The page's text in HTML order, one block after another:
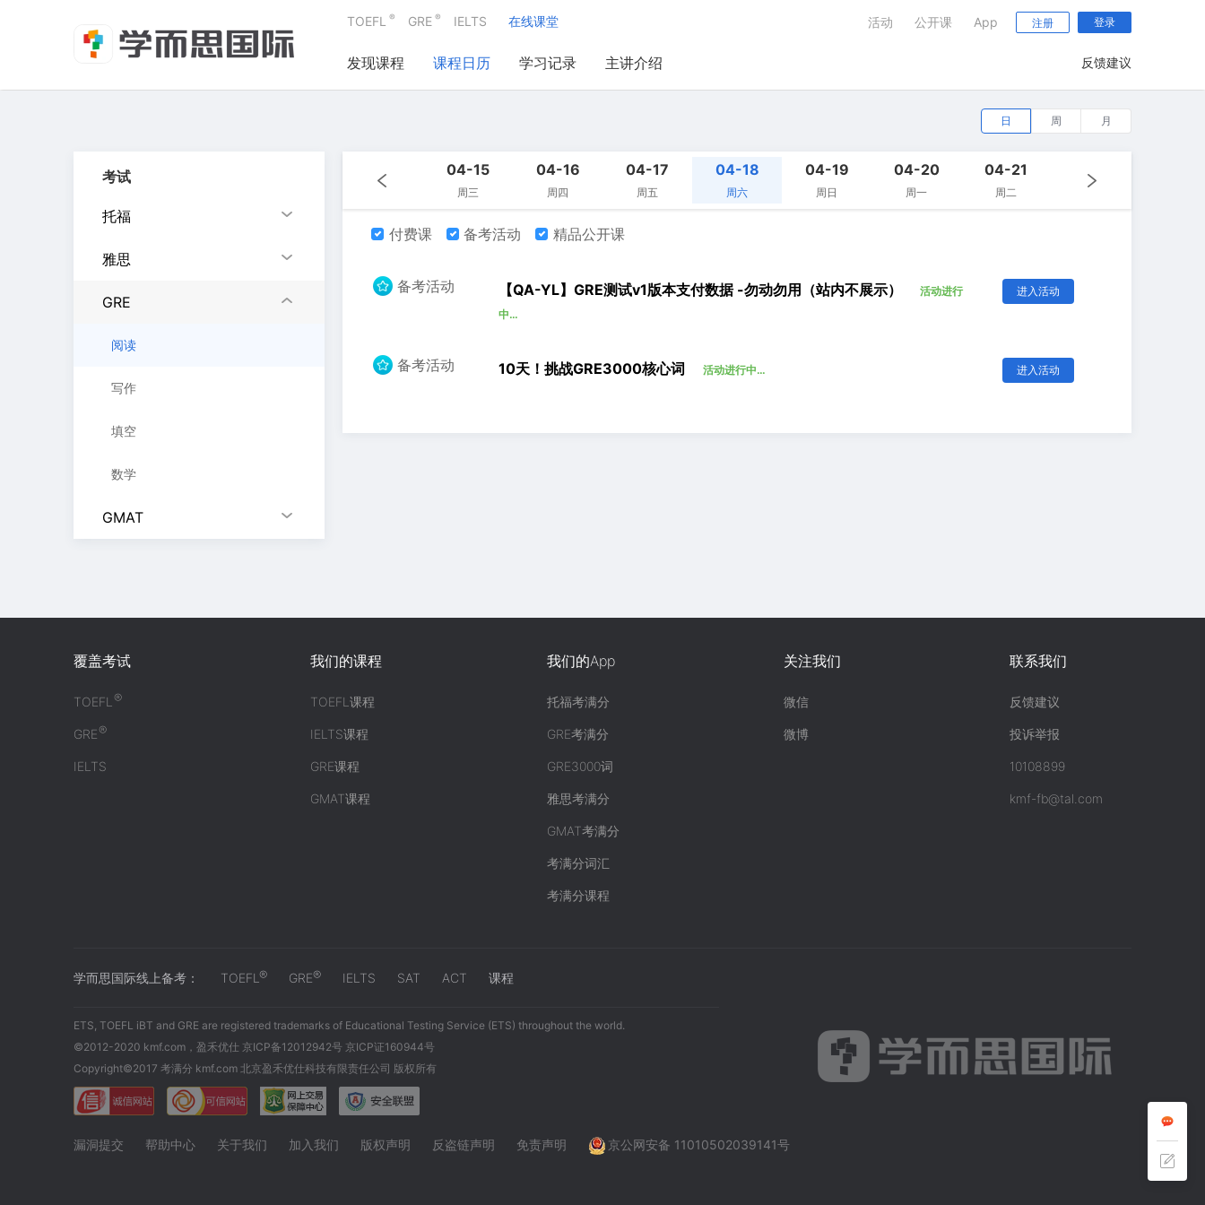
TOEFL ® GRE ® IELTS 在线课堂 注册 登录
活动 公开课 App
发现课程 课程日历 学习记录 主讲介绍 反馈建议
日 周 月
考试
托福
雅思
GRE
阅读
写作
填空
数学
GMAT
04-15
周三
04-16
周四
04-17
周五
04-18
周六
04-19
周日
04-20
周一
04-21
周二
付费课 备考活动 精品公开课
备考活动 【QA-YL】GRE测试v1版本支付数据 -勿动勿用（站内不展示）
活动进行
中…
进入活动
备考活动 10天！挑战GRE3000核心词 活动进行中… 进入活动
覆盖考试
TOEFL®
GRE®
IELTS
我们的课程
TOEFL课程
IELTS课程
GRE课程
GMAT课程
我们的App
托福考满分
GRE考满分
GRE3000词
雅思考满分
GMAT考满分
考满分词汇
考满分课程
关注我们
微信
微博
联系我们
反馈建议
投诉举报
10108899
kmf-fb@tal.com
学而思国际线上备考： TOEFL ® GRE® IELTS SAT ACT 课程
ETS, TOEFL iBT and GRE are registered trademarks of Educational Testing Service (ETS) throughout the world.
©2012-2020 kmf.com，盈禾优仕 京ICP备12012942号 京ICP证160944号
Copyright©2017 考满分 kmf.com 北京盈禾优仕科技有限责任公司 版权所有
漏洞提交 帮助中心 关于我们 加入我们 版权声明 反盗链声明 免责声明 京公网安备 11010502039141号